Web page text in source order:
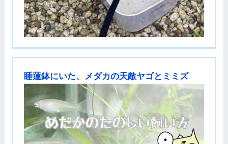
睡蓮鉢にいた、メダカの天敵ヤゴとミミズ